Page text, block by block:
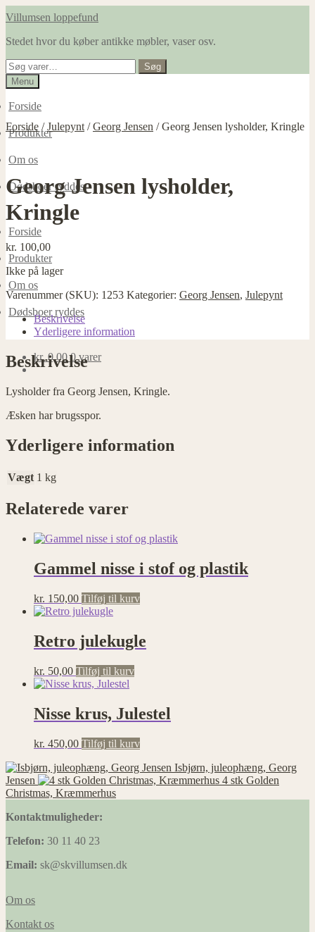
Spring
navigation
Spring
indhold
Villumsen loppefund
Stedet hvor du køber antikke møbler, vaser osv.
Søg
efter:
Søg
Menu
Forside
Produkter
Om os
Dødsboer ryddes
Forside
Produkter
Om os
Dødsboer ryddes
kr.0,00 0 varer
Forside /Julepynt /Georg Jensen /Georg Jensen lysholder, Kringle
Georg Jensen lysholder,
Kringle
kr. 100,00
Ikke på lager
Varenummer (SKU): 1253 Kategorier: Georg Jensen, Julepynt
Beskrivelse
Yderligere information
Beskrivelse
Lysholder fra Georg Jensen, Kringle.
Æsken har brugsspor.
Yderligere information
Vægt 1 kg
Relaterede varer
Gammel nisse i stof og plastik
kr. 150,00 Tilføj til kurv
Retro julekugle
kr. 50,00 Tilføj til kurv
Nisse krus, Julestel
kr. 450,00 Tilføj til kurv
Isbjørn, juleophæng, Georg
Jensen
4 stk Golden
Christmas, Kræmmerhus
Kontaktmuligheder:
Telefon: 30 11 40 23
Email: sk@skvillumsen.dk
Om os
Kontakt os